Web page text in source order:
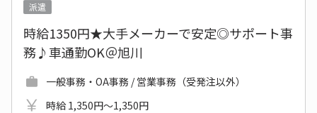
派遣
時給1350円★大手メーカーで安定◎サポート事
務♪車通勤OK＠旭川
一般事務・OA事務 / 営業事務（受発注以外）
時給 1,350円～1,350円